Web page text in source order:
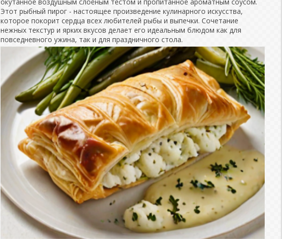
Этот рыбный пирог - настоящее произведение кулинарного искусства,
которое покорит сердца всех любителей рыбы и выпечки. Сочетание
нежных текстур и ярких вкусов делает его идеальным блюдом как для
повседневного ужина, так и для праздничного стола.